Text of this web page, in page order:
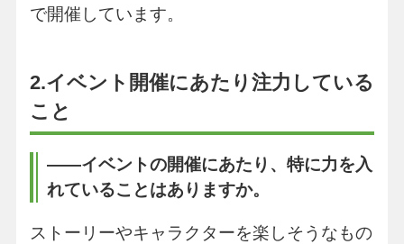
で開催しています。
2.イベント開催にあたり注力している
こと
――イベントの開催にあたり、特に力を入
れていることはありますか。
ストーリーやキャラクターを楽しそうなもの